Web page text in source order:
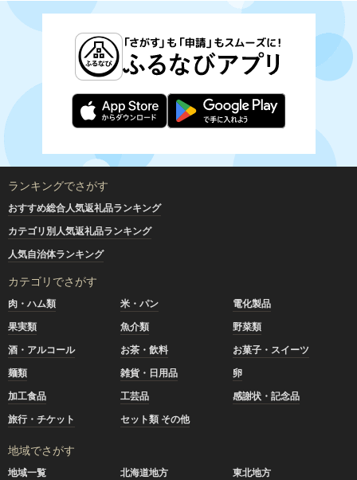
ランキングでさがす
おすすめ総合人気返礼品ランキング
カテゴリ別人気返礼品ランキング
人気自治体ランキング
カテゴリでさがす
肉・ハム類 米・パン
電化製品
果実類
魚介類
野菜類
酒・アルコール
お茶・飲料
お菓子・スイーツ
麺類
雑貨・日用品
卵
加工食品
工芸品
感謝状・記念品
旅行・チケット
セット類 その他
地域でさがす
地域一覧 北海道地方
東北地方